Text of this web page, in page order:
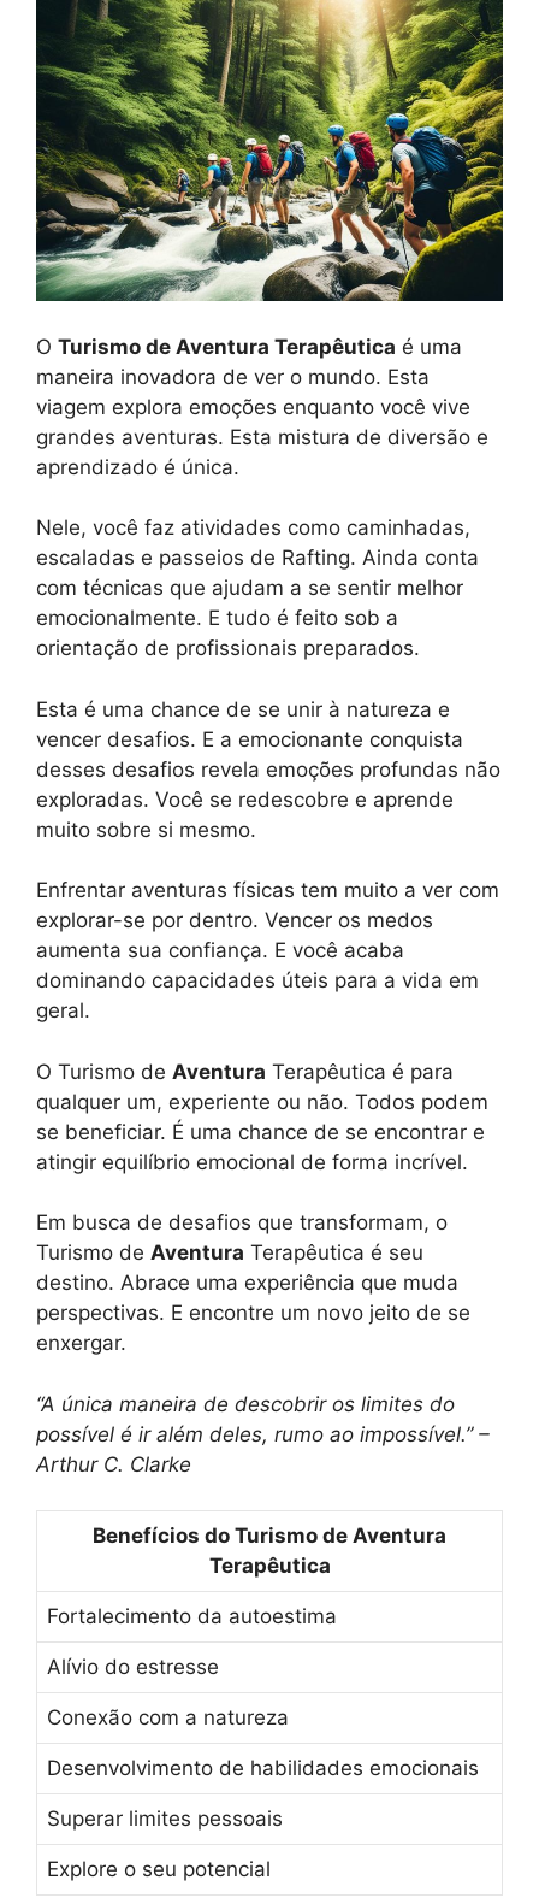
O Turismo de Aventura Terapêutica é uma
maneira inovadora de ver o mundo. Esta
viagem explora emoções enquanto você vive
grandes aventuras. Esta mistura de diversão e
aprendizado é única.
Nele, você faz atividades como caminhadas,
escaladas e passeios de Rafting. Ainda conta
com técnicas que ajudam a se sentir melhor
emocionalmente. E tudo é feito sob a
orientação de profissionais preparados.
Esta é uma chance de se unir à natureza e
vencer desafios. E a emocionante conquista
desses desafios revela emoções profundas não
exploradas. Você se redescobre e aprende
muito sobre si mesmo.
Enfrentar aventuras físicas tem muito a ver com
explorar-se por dentro. Vencer os medos
aumenta sua confiança. E você acaba
dominando capacidades úteis para a vida em
geral.
O Turismo de Aventura Terapêutica é para
qualquer um, experiente ou não. Todos podem
se beneficiar. É uma chance de se encontrar e
atingir equilíbrio emocional de forma incrível.
Em busca de desafios que transformam, o
Turismo de Aventura Terapêutica é seu
destino. Abrace uma experiência que muda
perspectivas. E encontre um novo jeito de se
enxergar.
“A única maneira de descobrir os limites do
possível é ir além deles, rumo ao impossível.” –
Arthur C. Clarke
Benefícios do Turismo de Aventura
Terapêutica
Fortalecimento da autoestima
Alívio do estresse
Conexão com a natureza
Desenvolvimento de habilidades emocionais
Superar limites pessoais
Explore o seu potencial